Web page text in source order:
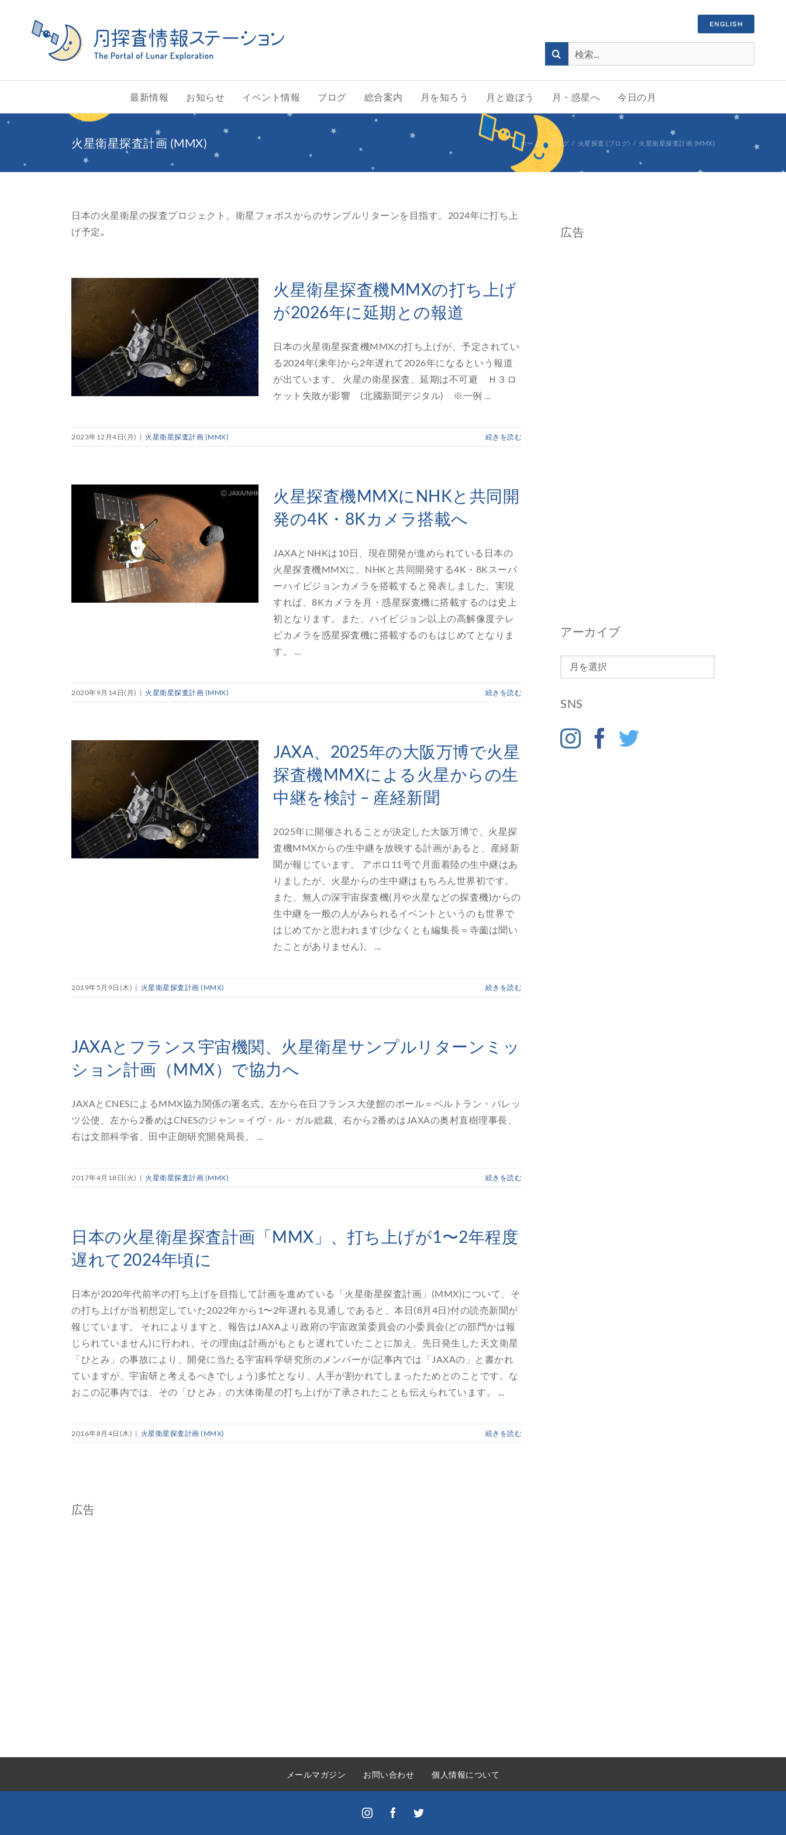
ENGLISH
検
索
…
最新情報
お知らせ イベント情報 ブログ 総合案内 月を知ろう 月と遊ぼう 月・惑星へ 今日の月
火星衛星探査計画 (MMX) ホーム ブログ 火星探査 (ブログ) 火星衛星探査計画 (MMX)
日本の火星衛星の探査プロジェクト。衛星フォボスからのサンプルリターンを目指す。2024年に打ち上
げ予定｡
火星衛星探査機MMXの打ち上げ
が2026年に延期との報道
日本の火星衛星探査機MMXの打ち上げが、予定されてい
る2024年(来年)から2年遅れて2026年になるという報道
が出ています。 火星の衛星探査、延期は不可避 Ｈ３ロ
ケット失敗が影響 (北國新聞デジタル) ※一例 ...
2023年12月4日(月) | 火星衛星探査計画 (MMX) 続きを読む
火星探査機MMXにNHKと共同開
発の4K・8Kカメラ搭載へ
JAXAとNHKは10日、現在開発が進められている日本の
火星探査機MMXに、NHKと共同開発する4K・8Kスーパ
ーハイビジョンカメラを搭載すると発表しました。実現
すれば、8Kカメラを月・惑星探査機に搭載するのは史上
初となります。また、ハイビジョン以上の高解像度テレ
ビカメラを惑星探査機に搭載するのもはじめてとなりま
す。 ...
2020年9月14日(月) | 火星衛星探査計画 (MMX) 続きを読む
JAXA、2025年の大阪万博で火星
探査機MMXによる火星からの生
中継を検討 – 産経新聞
2025年に開催されることが決定した大阪万博で、火星探
査機MMXからの生中継を放映する計画があると、産経新
聞が報じています。 アポロ11号で月面着陸の生中継はあ
りましたが、火星からの生中継はもちろん世界初です。
また、無人の深宇宙探査機(月や火星などの探査機)からの
生中継を一般の人がみられるイベントというのも世界で
はじめてかと思われます(少なくとも編集長＝寺薗は聞い
たことがありません)。 ...
2019年5月9日(木) | 火星衛星探査計画 (MMX) 続きを読む
JAXAとフランス宇宙機関、火星衛星サンプルリターンミッ
ション計画（MMX）で協力へ
JAXAとCNESによるMMX協力関係の署名式。左から在日フランス大使館のポール＝ベルトラン・バレッ
ツ公使、左から2番めはCNESのジャン＝イヴ・ル・ガル総裁、右から2番めはJAXAの奥村直樹理事長、
右は文部科学省、田中正朗研究開発局長。 ...
2017年4月18日(火) | 火星衛星探査計画 (MMX) 続きを読む
日本の火星衛星探査計画「MMX」、打ち上げが1〜2年程度
遅れて2024年頃に
日本が2020年代前半の打ち上げを目指して計画を進めている「火星衛星探査計画」(MMX)について、そ
の打ち上げが当初想定していた2022年から1〜2年遅れる見通しであると、本日(8月4日)付の読売新聞が
報じています。 それによりますと、報告はJAXAより政府の宇宙政策委員会の小委員会(どの部門かは報
じられていません)に行われ、その理由は計画がもともと遅れていたことに加え、先日発生した天文衛星
「ひとみ」の事故により、開発に当たる宇宙科学研究所のメンバーが(記事内では「JAXAの」と書かれ
ていますが、宇宙研と考えるべきでしょう)多忙となり、人手が割かれてしまったためとのことです。な
おこの記事内では、その「ひとみ」の大体衛星の打ち上げが了承されたことも伝えられています。 ...
2016年8月4日(木) | 火星衛星探査計画 (MMX) 続きを読む
広告
アーカイブ
ー
ブ
SNS
広告
メールマガジン お問い合わせ 個人情報について